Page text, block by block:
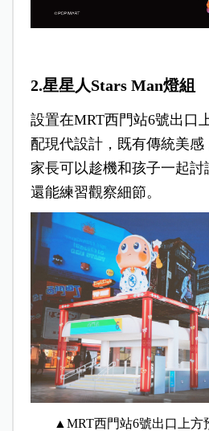
2.星星人Stars Man燈組
設置在MRT西門站6號出口
配現代設計，既有傳統美感
家長可以趁機和孩子一起
還能練習觀察細節。
▲ MRT西門站6號出口上方